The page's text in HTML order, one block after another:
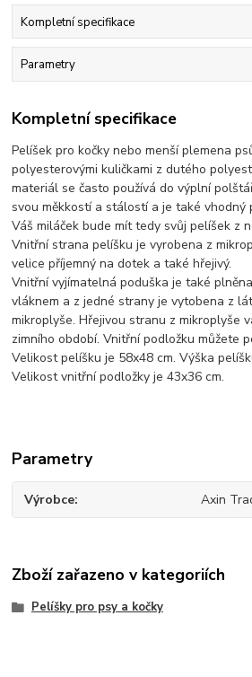
Kompletní specifikace
Parametry
Kompletní specifikace
Pelíšek pro kočky nebo menší plemena
polyesterovými kuličkami z dutého
materiál se často používá do výplní
svou měkkostí a stálostí a je také vhodný
Váš miláček bude mít tedy svůj pelíšek z
Vnitřní strana pelíšku je vyrobena z
velice příjemný na dotek a také hřejivý.
Vnitřní vyjímatelná poduška je také
vláknem a z jedné strany je vytobena z
mikroplyše. Hřejivou stranu z mikroplyše
zimního období. Vnitřní podložku můžete
Velikost pelíšku je 58x48 cm. Výška
Velikost vnitřní podložky je 43x36 cm.
Parametry
Výrobce Axin
Zboží zařazeno v kategoriích
Pelíšky pro psy a kočky